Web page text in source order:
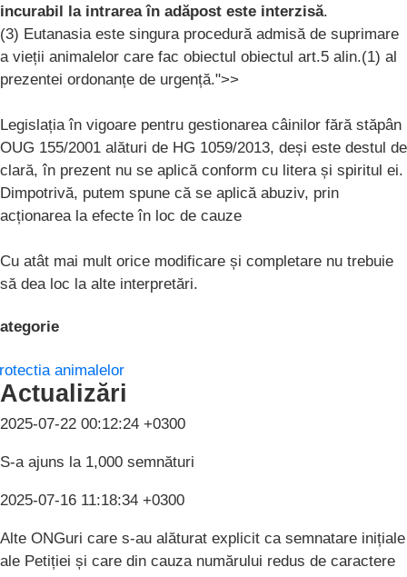
incurabil la intrarea în adăpost este interzisă.
(3) Eutanasia este singura procedură admisă de suprimare
a vieții animalelor care fac obiectul obiectul art.5 alin.(1) al
prezentei ordonanțe de urgență.">>
Legislația în vigoare pentru gestionarea câinilor fără stăpân
OUG 155/2001 alături de HG 1059/2013, deși este destul de
clară, în prezent nu se aplică conform cu litera și spiritul ei.
Dimpotrivă, putem spune că se aplică abuziv, prin
acționarea la efecte în loc de cauze
Cu atât mai mult orice modificare și completare nu trebuie
să dea loc la alte interpretări.
animalelor
Actualizări
2025-07-22 00:12:24 +0300
S-a ajuns la 1,000 semnături
2025-07-16 11:18:34 +0300
Alte ONGuri care s-au alăturat explicit ca semnatare inițiale
ale Petiției și care din cauza numărului redus de caractere